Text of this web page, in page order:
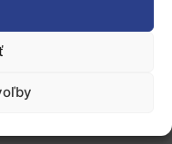
Portál
technických